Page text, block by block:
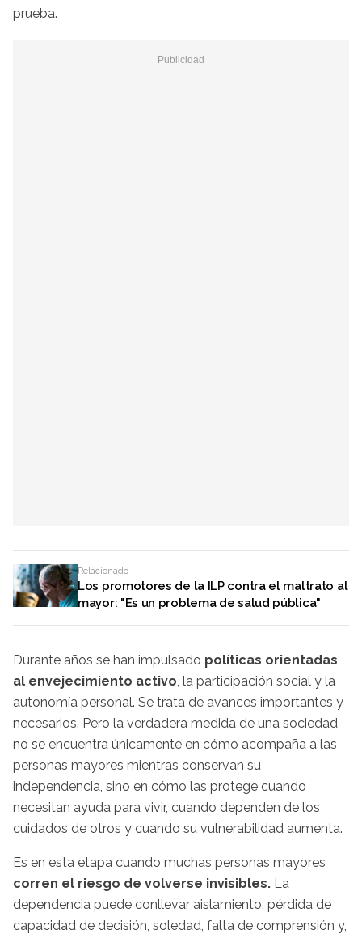
prueba.
Relacionado
Los promotores de la ILP contra el maltrato al
mayor: "Es un problema de salud pública"
Durante años se han impulsado políticas orientadas
al envejecimiento activo, la participación social y la
autonomía personal. Se trata de avances importantes y
necesarios. Pero la verdadera medida de una sociedad
no se encuentra únicamente en cómo acompaña a las
personas mayores mientras conservan su
independencia, sino en cómo las protege cuando
necesitan ayuda para vivir, cuando dependen de los
cuidados de otros y cuando su vulnerabilidad aumenta.
Es en esta etapa cuando muchas personas mayores
corren el riesgo de volverse invisibles. La
dependencia puede conllevar aislamiento, pérdida de
capacidad de decisión, soledad, falta de comprensión y,